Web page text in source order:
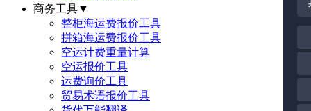
商务工具▼
整柜海运费报价工具
拼箱海运费报价工具
空运计费重量计算
空运报价工具
运费询价工具
贸易术语报价工具